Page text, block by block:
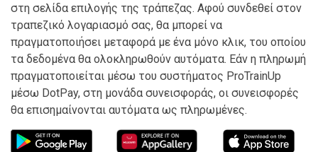
στη σελίδα επιλογής της τράπεζας. Αφού συνδεθεί στον
τραπεζικό λογαριασμό σας, θα μπορεί να
πραγματοποιήσει μεταφορά με ένα μόνο κλικ, του οποίου
τα δεδομένα θα ολοκληρωθούν αυτόματα. Εάν η πληρωμή
πραγματοποιείται μέσω του συστήματος ProTrainUp
μέσω DotPay, στη μονάδα συνεισφοράς, οι συνεισφορές
θα επισημαίνονται αυτόματα ως πληρωμένες.